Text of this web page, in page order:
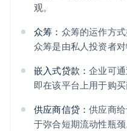
观。
众筹： 众筹的运作方
众筹是由私人投资者
嵌入式贷款：企业可
即在该平台上用于购买
供应商信贷：供应商
于弥合短期流动性瓶颈